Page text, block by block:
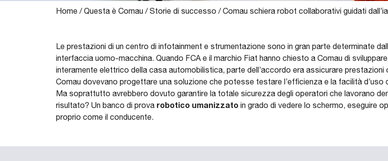
Home /Questa è Comau /Storie di successo /Comau schiera robot collaborativi guidati
Le prestazioni di un centro di infotainment e strumentazione sono in gran parte determinate
interfaccia uomo-macchina. Quando FCA e il marchio Fiat hanno chiesto a Comau di
interamente elettrico della casa automobilistica, parte dell’accordo era assicurare prestazioni
Comau dovevano progettare una soluzione che potesse testare l’efficienza e la facilità
Ma soprattutto avrebbero dovuto garantire la totale sicurezza degli operatori che lavorano
risultato? Un banco di prova robotico umanizzato in grado di vedere lo schermo, eseguire
proprio come il conducente.